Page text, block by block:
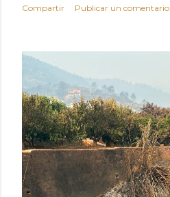
Compartir Publicar un comentario